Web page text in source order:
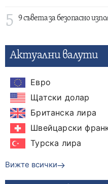
5 9 съвета за безопасно
Актуални валути
Евро
Щатски долар
Британска лира
Швейцарски
Турска лира
Вижте всички